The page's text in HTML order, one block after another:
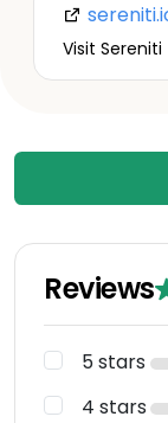
Visit Sereniti
Reviews
5 stars
4 stars